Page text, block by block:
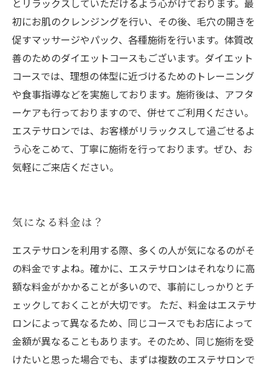
とリラックスしていただけるよう心がけております。最
初にお肌のクレンジングを行い、その後、毛穴の開きを
促すマッサージやパック、各種施術を行います。体質改
善のためのダイエットコースもございます。ダイエット
コースでは、理想の体型に近づけるためのトレーニング
や食事指導などを実施しております。施術後は、アフタ
ーケアも行っておりますので、併せてご利用ください。
エステサロンでは、お客様がリラックスして過ごせるよ
う心をこめて、丁寧に施術を行っております。ぜひ、お
気軽にご来店ください。
気になる料金は？
エステサロンを利用する際、多くの人が気になるのがそ
の料金ですよね。確かに、エステサロンはそれなりに高
額な料金がかかることが多いので、事前にしっかりとチ
ェックしておくことが大切です。 ただ、料金はエステサ
ロンによって異なるため、同じコースでもお店によって
金額が異なることもあります。そのため、同じ施術を受
けたいと思った場合でも、まずは複数のエステサロンで